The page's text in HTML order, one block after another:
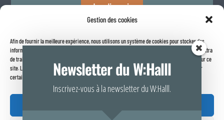
Gestion des cookies
Afin de fournir la meilleure expérience, nous utilisons un système de cookies pour stocker des
informations sur votre navigateur internet. Le fait de consentir à ces technologies nous permettra
de traiter des données telles que le comportement de navigation ou les identifiants uniques sur ce
site. Le fait de ne pas consentir ou de retirer son consentement peut avoir un effet négatif sur
certaines caractéristiques et fonctions.
Je m'inscris
Newsletter du W:Halll
Inscrivez-vous à la newsletter du W:Halll.